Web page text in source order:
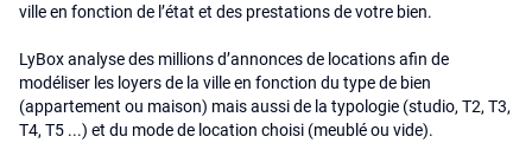
ville en fonction de l’état et des prestations de votre bien.
LyBox analyse des millions d’annonces de locations afin de
modéliser les loyers de la ville en fonction du type de bien
(appartement ou maison) mais aussi de la typologie (studio, T2, T3,
T4, T5 ...) et du mode de location choisi (meublé ou vide).